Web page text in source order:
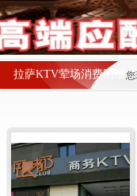
拉萨KTV荤场消费明细